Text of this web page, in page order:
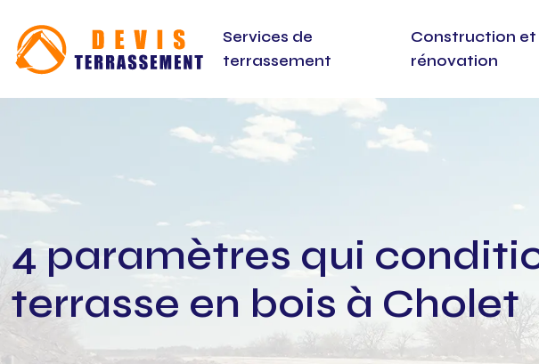
Services de
terrassement
Construction et
rénovation
4 paramètres qui
terrasse en bois à Cholet